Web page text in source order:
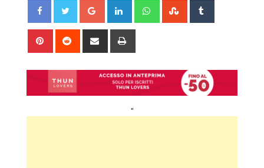
Google+ LinkedIn WhatsappStumbleUpon
Pinterest Reddit
Share
"